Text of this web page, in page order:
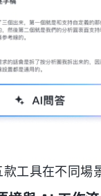
工具在不同場